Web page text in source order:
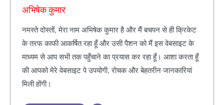
अभिषेक कुमार
नमस्ते दोस्तों, मेरा नाम अभिषेक कुमार है और मैं बचपन से ही क्रिकेट
के तरफ काफी आकर्षित रहा हूँ और उसी पैशन को मैं इस वेबसाइट के
माध्यम से आप सभी तक पहुँचाने का प्रयास कर रहा हूँ। आशा करता हूँ
की आपको मेरे वेबसाइट पे उपयोगी, रोचक और बेहतरीन जानकारियां
मिली होंगी।